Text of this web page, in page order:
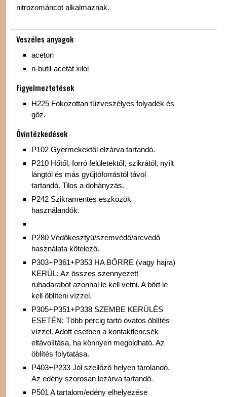
nitrozománcot alkalmaznak.
Veszéles anyagok
aceton
n-butil-acetát xilol
Figyelmeztetések
H225 Fokozottan tűzveszélyes folyadék és
gőz.
Óvintézkedések
P102 Gyermekektől elzárva tartandó.
P210 Hőtől, forró felületektől, szikrától, nyílt
lángtól és más gyújtóforrástól távol
tartandó. Tilos a dohányzás.
P242 Szikramentes eszközök
használandók.
P280 Védőkesztyű/szemvédő/arcvédő
használata kötelező.
P303+P361+P353 HA BŐRRE (vagy hajra)
KERÜL: Az összes szennyezett
ruhadarabot azonnal le kell vetni. A bőrt le
kell öblíteni vízzel.
P305+P351+P338 SZEMBE KERÜLÉS
ESETÉN: Több percig tartó óvatos öblítés
vízzel. Adott esetben a kontaktlencsék
eltávolítása, ha könnyen megoldható. Az
öblítés folytatása.
P403+P233 Jól szellőző helyen tárolandó.
Az edény szorosan lezárva tartandó.
P501 A tartalom/edény elhelyezése